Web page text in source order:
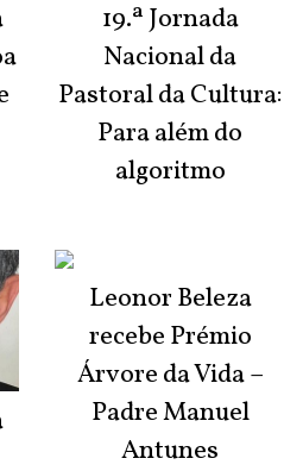
19.ª Jornada
Nacional da
Pastoral da Cultura:
Para além do
algoritmo
Leonor Beleza
recebe Prémio
Árvore da Vida –
Padre Manuel
Antunes